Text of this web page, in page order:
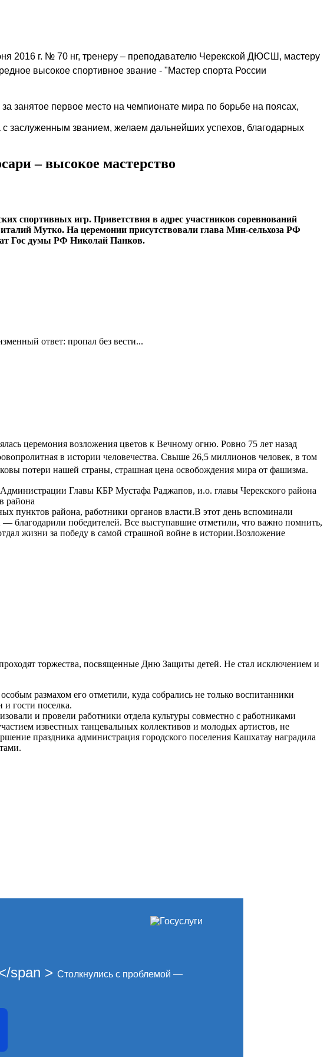
2016 г. № 70 нг, тренеру – преподавателю Черекской ДЮСШ, мастеру
высокое спортивное звание - "Мастер спорта России
занятое первое место на чемпионате мира по борьбе на поясах,
заслуженным званием, желаем дальнейших успехов, благодарных
– высокое мастерство
спортивных игр. Приветствия в адрес участников соревнований
Мутко. На церемонии присутствовали глава Мин-сельхоза РФ
Гос думы РФ Николай Панков.
ответ: пропал без вести...
церемония возложения цветов к Вечному огню. Ровно 75 лет назад
в истории человечества. Свыше 26,5 миллионов человек, в том
потери нашей страны, страшная цена освобождения мира от фашизма.
Главы КБР Мустафа Раджапов, и.о. главы Черекского района
района
пунктов района, работники органов власти.В этот день вспоминали
благодарили победителей. Все выступавшие отметили, что важно помнить,
жизни за победу в самой страшной войне в истории.Возложение
торжества, посвященные Дню Защиты детей. Не стал исключением и
размахом его отметили, куда собрались не только воспитанники
гости поселка.
и провели работники отдела культуры совместно с работниками
известных танцевальных коллективов и молодых артистов, не
праздника администрация городского поселения Кашхатау наградила
span > Столкнулись с проблемой —